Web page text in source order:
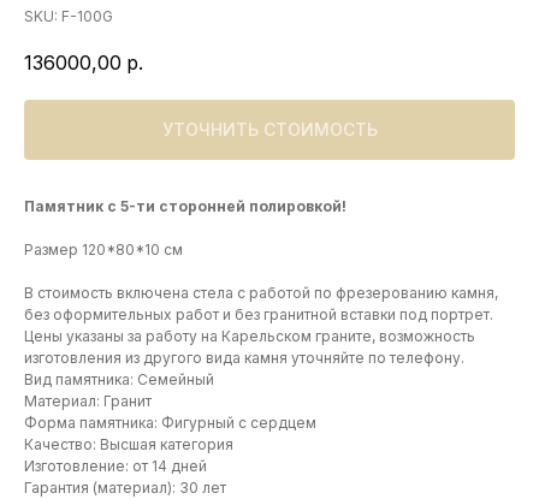
SKU: F-100G
136000,00 р.
УТОЧНИТЬ СТОИМОСТЬ
Памятник с 5-ти сторонней полировкой!
Размер 120*80*10 см
В стоимость включена стела с работой по фрезерованию камня,
без оформительных работ и без гранитной вставки под портрет.
Цены указаны за работу на Карельском граните, возможность
изготовления из другого вида камня уточняйте по телефону.
Вид памятника: Семейный
Материал: Гранит
Форма памятника: Фигурный с сердцем
Качество: Высшая категория
Изготовление: от 14 дней
Гарантия (материал): 30 лет